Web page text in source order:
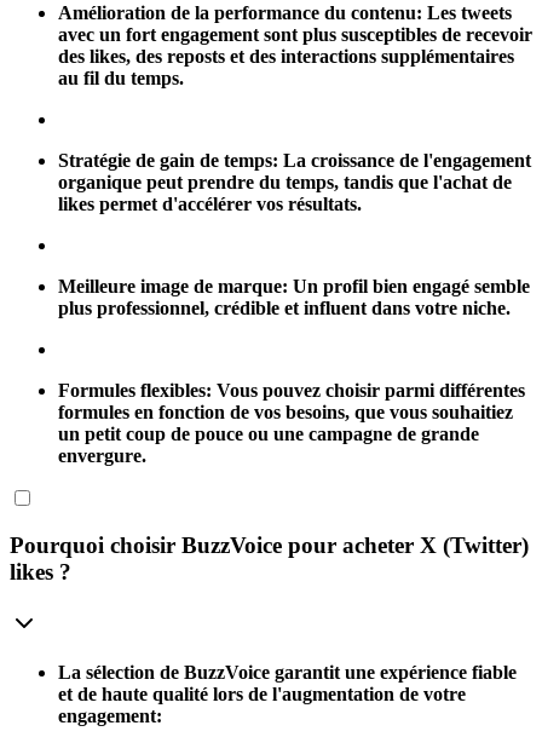
Amélioration de la performance du contenu: Les tweets
avec un fort engagement sont plus susceptibles de recevoir
des likes, des reposts et des interactions supplémentaires
au fil du temps.
Stratégie de gain de temps: La croissance de l'engagement
organique peut prendre du temps, tandis que l'achat de
likes permet d'accélérer vos résultats.
Meilleure image de marque: Un profil bien engagé semble
plus professionnel, crédible et influent dans votre niche.
Formules flexibles: Vous pouvez choisir parmi différentes
formules en fonction de vos besoins, que vous souhaitiez
un petit coup de pouce ou une campagne de grande
envergure.
Pourquoi choisir BuzzVoice pour acheter X (Twitter)
likes ?
La sélection de BuzzVoice garantit une expérience fiable
et de haute qualité lors de l'augmentation de votre
engagement: